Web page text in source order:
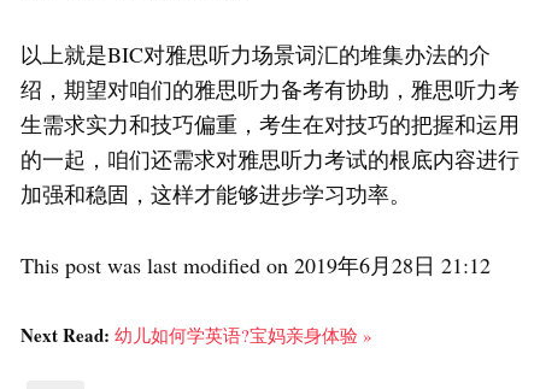
以上就是BIC对雅思听力场景词汇的堆集办法的介
绍，期望对咱们的雅思听力备考有协助，雅思听力考
生需求实力和技巧偏重，考生在对技巧的把握和运用
的一起，咱们还需求对雅思听力考试的根底内容进行
加强和稳固，这样才能够进步学习功率。
This post was last modified on 2019年6月28日 21:12
Next Read: 幼儿如何学英语?宝妈亲身体验 »